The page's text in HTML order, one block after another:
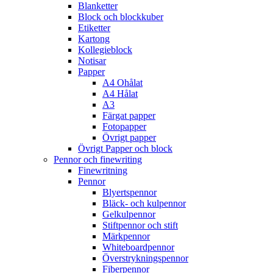
Blanketter
Block och blockkuber
Etiketter
Kartong
Kollegieblock
Notisar
Papper
A4 Ohålat
A4 Hålat
A3
Färgat papper
Fotopapper
Övrigt papper
Övrigt Papper och block
Pennor och finewriting
Finewritning
Pennor
Blyertspennor
Bläck- och kulpennor
Gelkulpennor
Stiftpennor och stift
Märkpennor
Whiteboardpennor
Överstrykningspennor
Fiberpennor